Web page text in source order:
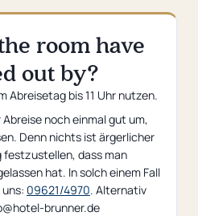
room have
out by?
Abreisetag bis 11 Uhr nutzen.
noch einmal gut um,
Denn nichts ist ärgerlicher
festzustellen, dass man
hat. In solch einem Fall
09621/4970. Alternativ
brunner.de